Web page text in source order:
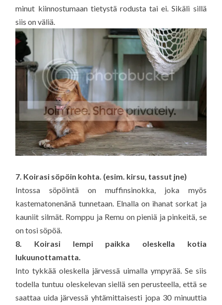
minut kiinnostumaan tietystä rodusta tai ei. Sikäli sillä
siis on väliä.
7. Koirasi söpöin kohta. (esim. kirsu, tassut jne)
Intossa söpöintä on muffinsinokka, joka myös
kastematonenänä tunnetaan. Elnalla on ihanat sorkat ja
kauniit silmät. Romppu ja Remu on pieniä ja pinkeitä, se
on tosi söpöä.
8. Koirasi lempi paikka oleskella kotia
lukuunottamatta.
Into tykkää oleskella järvessä uimalla ympyrää. Se siis
todella tuntuu oleskelevan siellä sen perusteella, että se
saattaa uida järvessä yhtämittaisesti jopa 30 minuuttia